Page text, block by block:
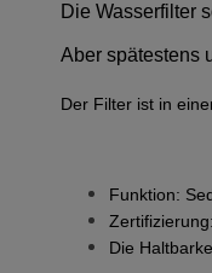
Die Wasserfilter
Aber spätestens
Der Filter ist in
Funktion:
Die